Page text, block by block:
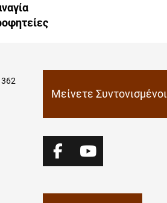
362
Μείνετε Συντονισμένοι